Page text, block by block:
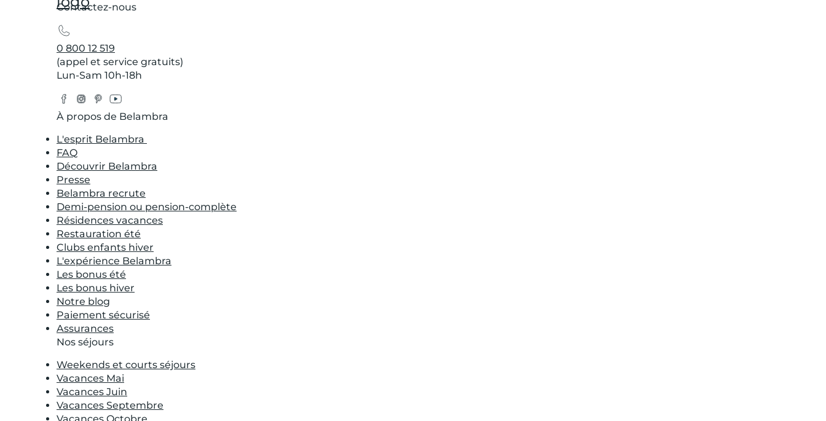
Contactez-nous
0 800 12 519
(appel et service gratuits)
Lun-Sam 10h-18h
Facebook
Instagram
Pinterest
YouTube
À propos de Belambra
L'esprit Belambra
FAQ
Découvrir Belambra
Presse
Belambra recrute
Demi-pension ou pension-complète
Résidences vacances
Restauration été
Clubs enfants hiver
L'expérience Belambra
Les bonus été
Les bonus hiver
Notre blog
Paiement sécurisé
Assurances
Nos séjours
Weekends et courts séjours
Vacances Mai
Vacances Juin
Vacances Septembre
Vacances Octobre